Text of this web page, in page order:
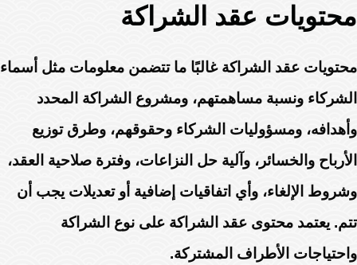
محتويات عقد الشراكة
محتويات عقد الشراكة غالبًا ما تتضمن معلومات مثل أسماء
الشركاء ونسبة مساهمتهم، ومشروع الشراكة المحدد
وأهدافه، ومسؤوليات الشركاء وحقوقهم، وطرق توزيع
الأرباح والخسائر، وآلية حل النزاعات، وفترة صلاحية العقد،
وشروط الإلغاء، وأي اتفاقيات إضافية أو تعديلات يجب أن
تتم. يعتمد محتوى عقد الشراكة على نوع الشراكة
واحتياجات الأطراف المشتركة.